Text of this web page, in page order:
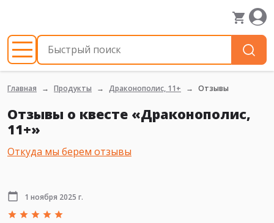
Главная Продукты Драконополис, 11+ Отзывы
Отзывы о квесте «Драконополис,
11+»
Откуда мы берем отзывы
1 ноября 2025 г.